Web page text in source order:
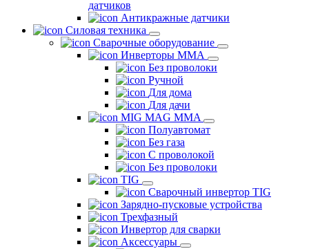
датчиков
Антикражные датчики
Силовая техника
Сварочные оборудование
Инверторы ММА
Без проволоки
Ручной
Для дома
Для дачи
MIG MAG MMA
Полуавтомат
Без газа
С проволокой
Без проволоки
TIG
Сварочный инвертор TIG
Зарядно-пусковые устройства
Трехфазный
Инвертор для сварки
Аксессуары